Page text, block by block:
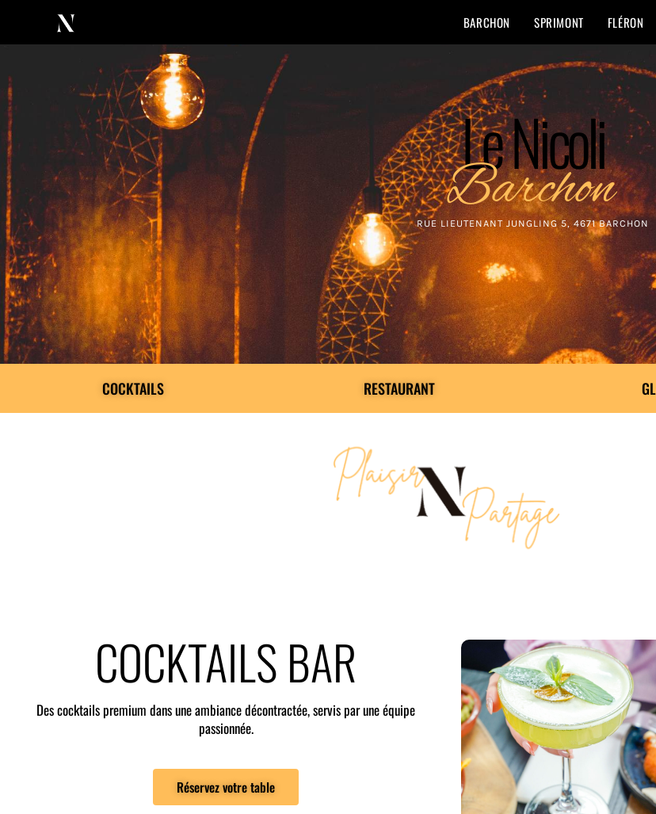
BARCHON SPRIMONT FLÉRON
Le Nicoli
Barchon
RUE LIEUTENANT JUNGLING 5, 4671 BARCHON
COCKTAILS RESTAURANT
COCKTAILS BAR
Des cocktails premium dans une ambiance décontractée, servis par une équipe
passionnée.
Réservez votre table